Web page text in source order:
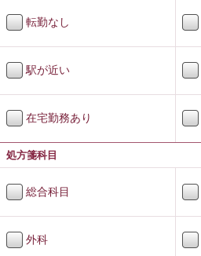
転勤なし
駅が近い
在宅勤務あり
処方箋科目
総合科目
外科